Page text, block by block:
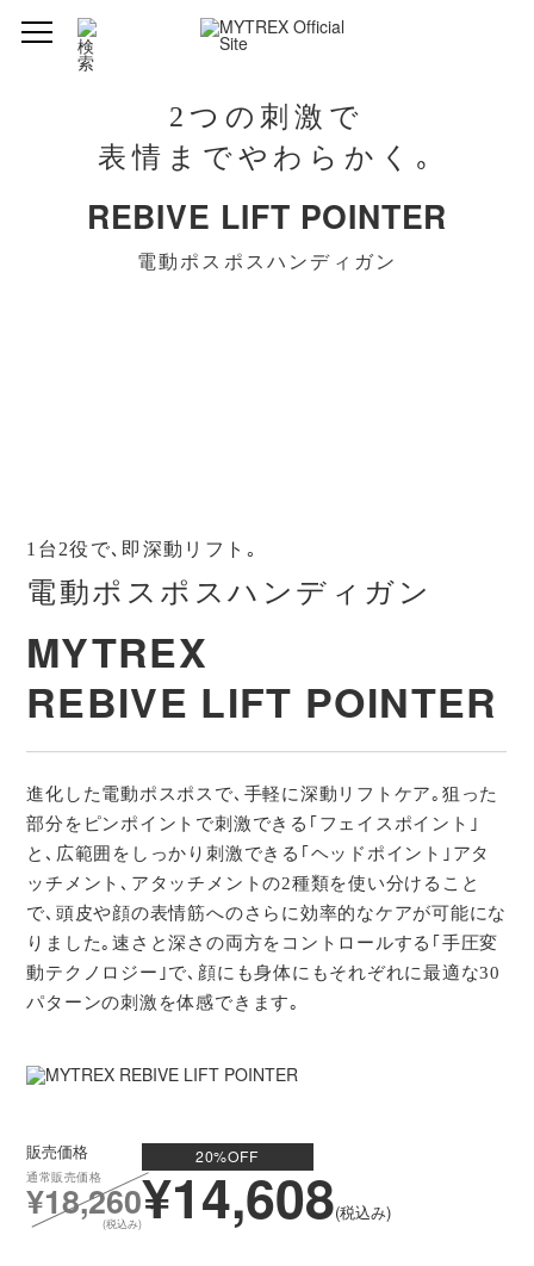
2つの刺激で
表情までやわらかく｡
REBIVE LIFT POINTER
電動ポスポスハンディガン
1台2役で､即深動リフト｡
電動ポスポスハンディガン
MYTREX
REBIVE LIFT POINTER
進化した電動ポスポスで､手軽に深動リフトケア｡狙った
部分をピンポイントで刺激できる｢フェイスポイント｣
と､広範囲をしっかり刺激できる｢ヘッドポイント｣アタ
ッチメント､アタッチメントの2種類を使い分けること
で､頭皮や顔の表情筋へのさらに効率的なケアが可能にな
りました｡速さと深さの両方をコントロールする｢手圧変
動テクノロジー｣で､顔にも身体にもそれぞれに最適な30
パターンの刺激を体感できます｡
販売価格
通常販売価格
¥18,260
(税込み)
20%OFF
¥14,608(税込み)
MT-RLP-25B
MYTREX (マイトレックス)
REBIVE LIFT POINTER（リバイブ リフト ポ
インター）
×21㎜
重量
本体：約285ｇ（本体のみ､アタッチメントを除
定格電源 DC 5V 2A （USB）
消費電力 約19W
バッテリー 1200mAh/7.4V
電池持続時間 最長：約5時間（レベル1動作時）
電源供給元 ACアダプター／
素材 本体：PC+ABS､アルミニウム合金